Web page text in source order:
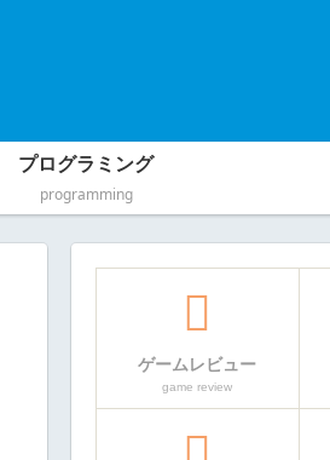
プログラミング
programming
ゲームレビュー
game review